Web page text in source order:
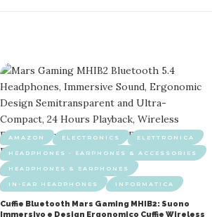
AMAZON ELECTRONICS ELETTRONICA
HEADPHONES - EARPHONES & ACCESSORIES
HEADPHONES & EARPHONES
IN-EAR HEADPHONES INFORMATICA
Cuffie Bluetooth Mars Gaming MHIB2: Suono
Immersivo e Design Ergonomico Cuffie Wireless